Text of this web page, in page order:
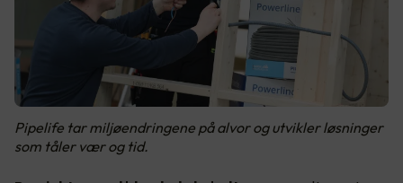
Pipelife tar miljøendringene på alvor og utvikler løsninger
som tåler vær og tid.